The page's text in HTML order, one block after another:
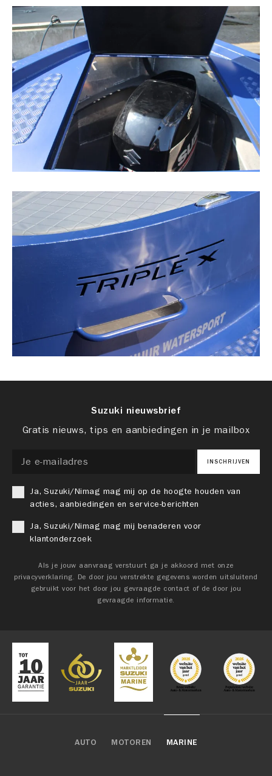
Suzuki nieuwsbrief
Gratis nieuws, tips en aanbiedingen in je mailbox
INSCHRIJVEN
Ja, Suzuki/Nimag mag mij op de hoogte houden van
acties, aanbiedingen en service-berichten
Ja, Suzuki/Nimag mag mij benaderen voor
klantonderzoek
Als je jouw aanvraag verstuurt ga je akkoord met onze
privacyverklaring. De door jou verstrekte gegevens worden uitsluitend
gebruikt voor het door jou gevraagde contact of de door jou
gevraagde informatie.
AUTO MOTOREN MARINE